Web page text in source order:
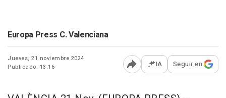
Europa Press C. Valenciana
Jueves, 21 noviembre 2024
Publicado: 13:16
Abrir opciones para
IA Seguir en